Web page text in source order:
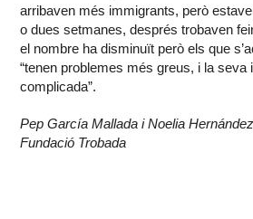
arribaven més immigrants, però
o dues setmanes, després trobaven
el nombre ha disminuït però els que
“tenen problemes més greus, i la seva
complicada”.
Pep García Mallada i Noelia
Fundació Trobada